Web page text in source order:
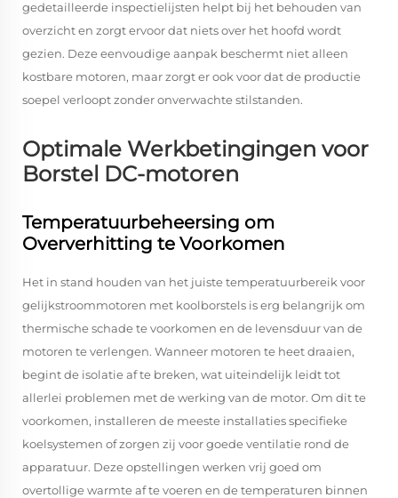
gedetailleerde inspectielijsten helpt bij het behouden van
overzicht en zorgt ervoor dat niets over het hoofd wordt
gezien. Deze eenvoudige aanpak beschermt niet alleen
kostbare motoren, maar zorgt er ook voor dat de productie
soepel verloopt zonder onverwachte stilstanden.
Optimale Werkbetingingen voor
Borstel DC-motoren
Temperatuurbeheersing om
Oververhitting te Voorkomen
Het in stand houden van het juiste temperatuurbereik voor
gelijkstroommotoren met koolborstels is erg belangrijk om
thermische schade te voorkomen en de levensduur van de
motoren te verlengen. Wanneer motoren te heet draaien,
begint de isolatie af te breken, wat uiteindelijk leidt tot
allerlei problemen met de werking van de motor. Om dit te
voorkomen, installeren de meeste installaties specifieke
koelsystemen of zorgen zij voor goede ventilatie rond de
apparatuur. Deze opstellingen werken vrij goed om
overtollige warmte af te voeren en de temperaturen binnen